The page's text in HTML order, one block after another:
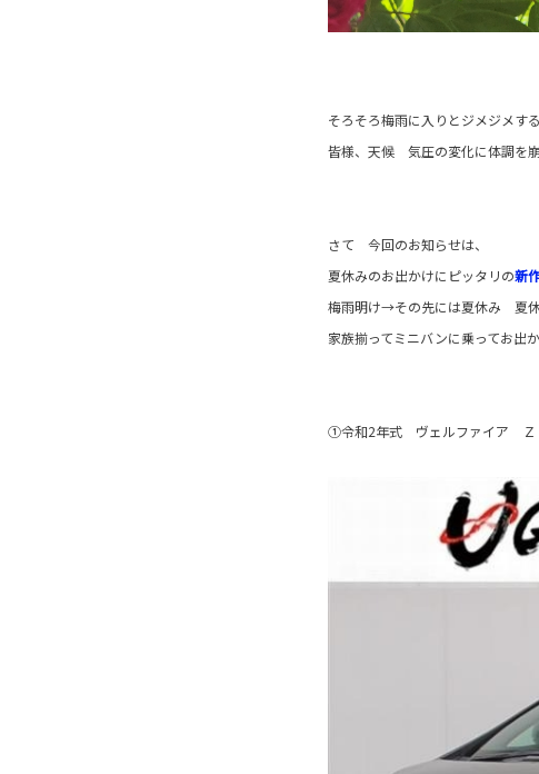
そろそろ梅雨に入りとジメジメす
皆様、天候 気圧の変化に体調を
さて 今回のお知らせは、
夏休みのお出かけにピッタリの新
梅雨明け→その先には夏休み 夏休
家族揃ってミニバンに乗ってお出
①令和2年式 ヴェルファイア Ｚ